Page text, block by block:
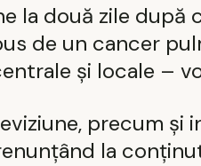
la două zile
de un cancer
și locale –
precum
la